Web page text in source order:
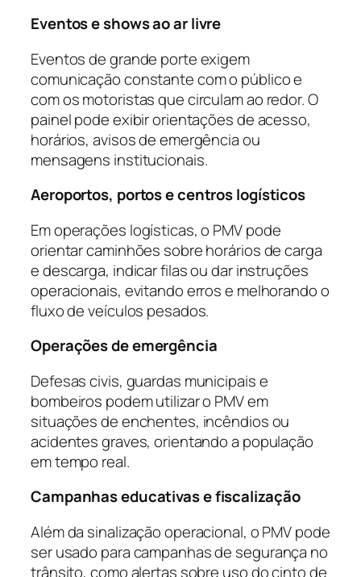
Eventos e shows ao ar livre
Eventos de grande porte exigem
comunicação constante com o público e
com os motoristas que circulam ao redor. O
painel pode exibir orientações de acesso,
horários, avisos de emergência ou
mensagens institucionais.
Aeroportos, portos e centros logísticos
Em operações logísticas, o PMV pode
orientar caminhões sobre horários de carga
e descarga, indicar filas ou dar instruções
operacionais, evitando erros e melhorando o
fluxo de veículos pesados.
Operações de emergência
Defesas civis, guardas municipais e
bombeiros podem utilizar o PMV em
situações de enchentes, incêndios ou
acidentes graves, orientando a população
em tempo real.
Campanhas educativas e fiscalização
Além da sinalização operacional, o PMV pode
ser usado para campanhas de segurança no
trânsito, como alertas sobre uso do cinto de